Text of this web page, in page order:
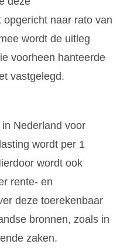
naar rato van
wordt de uitleg
voorheen hanteerde
vastgelegd.
Nederland voor
wordt per 1
wordt ook
rente- en
deze toerekenbaar
bronnen, zoals in
zaken.